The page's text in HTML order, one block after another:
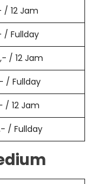
/ 12 Jam
/ Fullday
/ 12 Jam
/ Fullday
/ 12 Jam
/ Fullday